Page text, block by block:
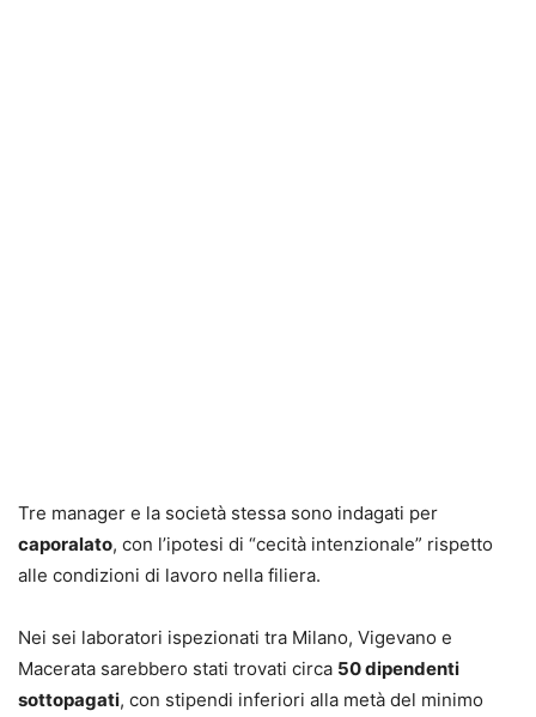
Tre manager e la società stessa sono indagati per
caporalato, con l’ipotesi di “cecità intenzionale” rispetto
alle condizioni di lavoro nella filiera.
Nei sei laboratori ispezionati tra Milano, Vigevano e
Macerata sarebbero stati trovati circa 50 dipendenti
sottopagati, con stipendi inferiori alla metà del minimo